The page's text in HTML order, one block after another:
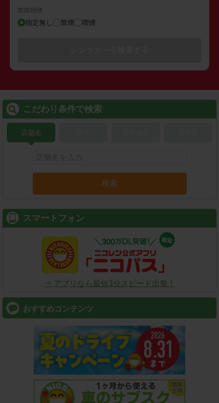
禁煙/喫煙
指定無し 禁煙 喫煙
こだわり条件で検索
店舗名
検索
スマートフォン
⇒ アプリなら最短3分スピード出発！
おすすめコンテンツ